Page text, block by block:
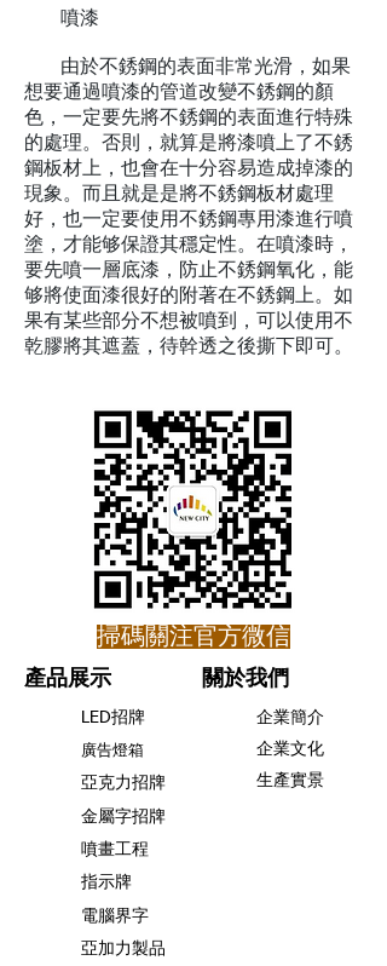
噴漆
由於不銹鋼的表面非常光滑，如果
想要通過噴漆的管道改變不銹鋼的顏
色，一定要先將不銹鋼的表面進行特殊
的處理。否則，就算是將漆噴上了不銹
鋼板材上，也會在十分容易造成掉漆的
現象。而且就是是將不銹鋼板材處理
好，也一定要使用不銹鋼專用漆進行噴
塗，才能够保證其穩定性。在噴漆時，
要先噴一層底漆，防止不銹鋼氧化，能
够將使面漆很好的附著在不銹鋼上。如
果有某些部分不想被噴到，可以使用不
乾膠將其遮蓋，待幹透之後撕下即可。
關於我們
企業簡介
企業文化
生產實景
產品展示
LED招牌
廣告燈箱
亞克力招牌
金屬字招牌
噴畫工程
指示牌
電腦界字
亞加力製品
​掃碼關注官方微信